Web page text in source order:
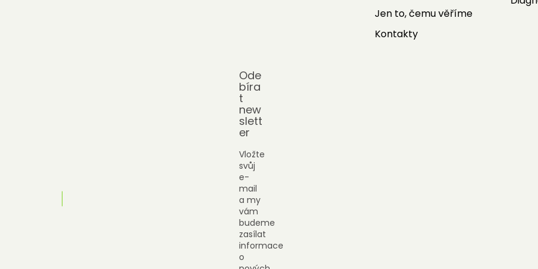
Jen to, čemu věříme
Kontakty
Ode
bíra
t
new
slett
er
Vložte
svůj
e-
mail
a my
vám
budeme
zasílat
informace
o